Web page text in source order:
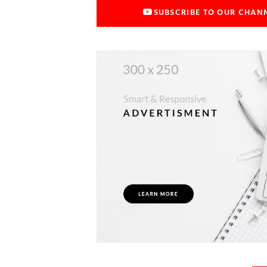
SUBSCRIBE TO OUR